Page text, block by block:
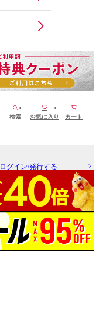
検索 お気に入り カート
ログイン/発行する